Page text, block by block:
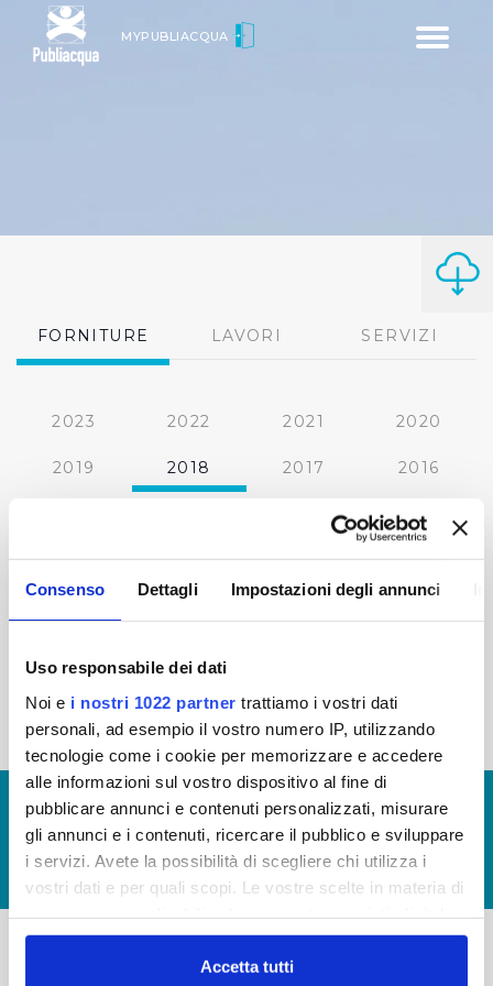
Consenso Dettagli Impostazioni degli annunci
Uso responsabile dei dati
Noi e i nostri 1022 partner trattiamo i vostri dati
personali, ad esempio il vostro numero IP, utilizzando
tecnologie come i cookie per memorizzare e accedere
alle informazioni sul vostro dispositivo al fine di
pubblicare annunci e contenuti personalizzati, misurare
gli annunci e i contenuti, ricercare il pubblico e sviluppare
i servizi. Avete la possibilità di scegliere chi utilizza i
vostri dati e per quali scopi. Le vostre scelte in materia di
in cui avete effettuato le vostre scelte. È possibile
modificare o revocare il proprio consenso in qualsiasi
Accetta tutti
Toggle
MYPUBLIACQUA
FORNITURE LAVORI SERVIZI
2023 2022 2021 2020
2019 2018 2017 2016
2012
2011 2010 2009 2008
« prima ‹ precedente 1 2
© Copyright 2017 - 2026
GLOSSARIO
GIUDICA IL SERVIZIO
LAVORA CON NOI